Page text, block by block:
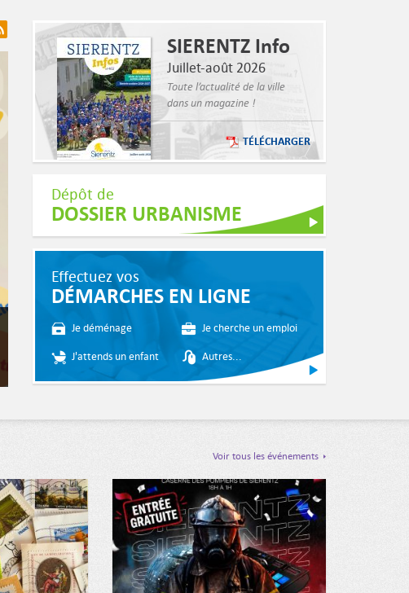
la Ville
ici : https://www.facebook.com/villedesierentz68/live/
SIERENTZ Info
Juillet-août 2026
Toute l’actualité de la ville
dans un magazine !
TÉLÉCHARGER
Dépôt de
DOSSIER URBANISME
Effectuez vos
DÉMARCHES EN LIGNE
Je déménage Je cherche un emploi
J'attends un enfant Autres...
Voir tous les événements